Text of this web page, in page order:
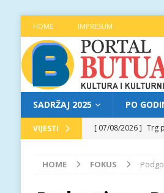
HOME IMPRESUM
SADRŽAJ 2025 PO
VIJESTI [ 07/08/2026 ] Trg
[ 06/08/2026 ]
[ 06/08/2026 ]
Od
HOME FOKUS